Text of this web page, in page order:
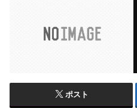
ポスト